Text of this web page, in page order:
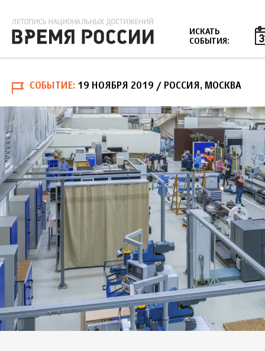
ИСКАТЬ
СОБЫТИЯ:
СОБЫТИЕ 19 НОЯБРЯ 2019 / РОССИЯ, МОСКВА